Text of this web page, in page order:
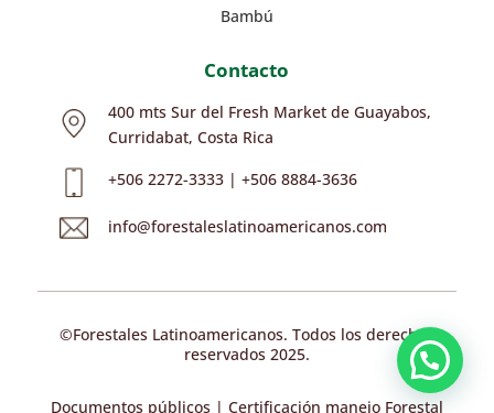
Bambú
Contacto
400 mts Sur del Fresh Market de Guayabos,
Curridabat, Costa Rica
+506 2272-3333 | +506 8884-3636
info@forestaleslatinoamericanos.com
©Forestales Latinoamericanos. Todos los derechos
reservados 2025.
Documentos públicos | Certificación manejo Forestal